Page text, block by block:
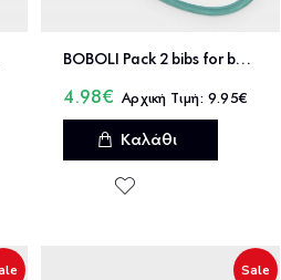
BOBOLI Pack 2 bibs for baby - 223096
4.98€ 9.95€
Καλάθι
Sale